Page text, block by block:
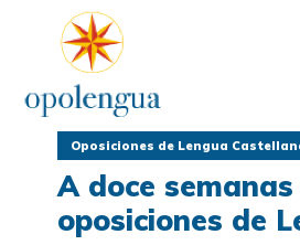
Oposiciones de Lengua
A doce
oposiciones de